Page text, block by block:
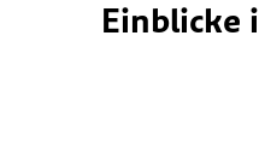
Einblicke